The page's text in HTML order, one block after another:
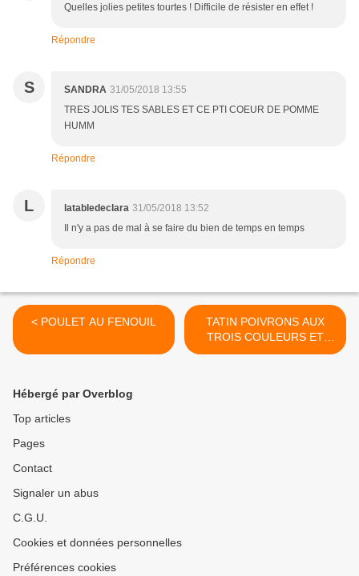
Quelles jolies petites tourtes ! Difficile de résister en effet !
Répondre
S SANDRA 31/05/2018 13:55
TRES JOLIS TES SABLES ET CE PTI COEUR DE POMME
HUMM
Répondre
L latabledeclara 31/05/2018 13:52
Il n'y a pas de mal à se faire du bien de temps en temps
Répondre
< POULET AU FENOUIL
TATIN POIVRONS AUX
TROIS COULEURS ET
TAPENADE >
Hébergé par Overblog
Top articles
Pages
Contact
Signaler un abus
C.G.U.
Cookies et données personnelles
Préférences cookies